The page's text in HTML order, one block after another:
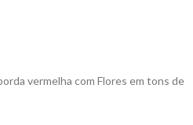
vermelha com Flores em tons de